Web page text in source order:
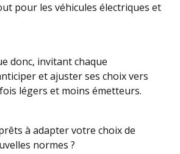
pour les véhicules électriques et
donc, invitant chaque
et ajuster ses choix vers
légers et moins émetteurs.
à adapter votre choix de
normes ?